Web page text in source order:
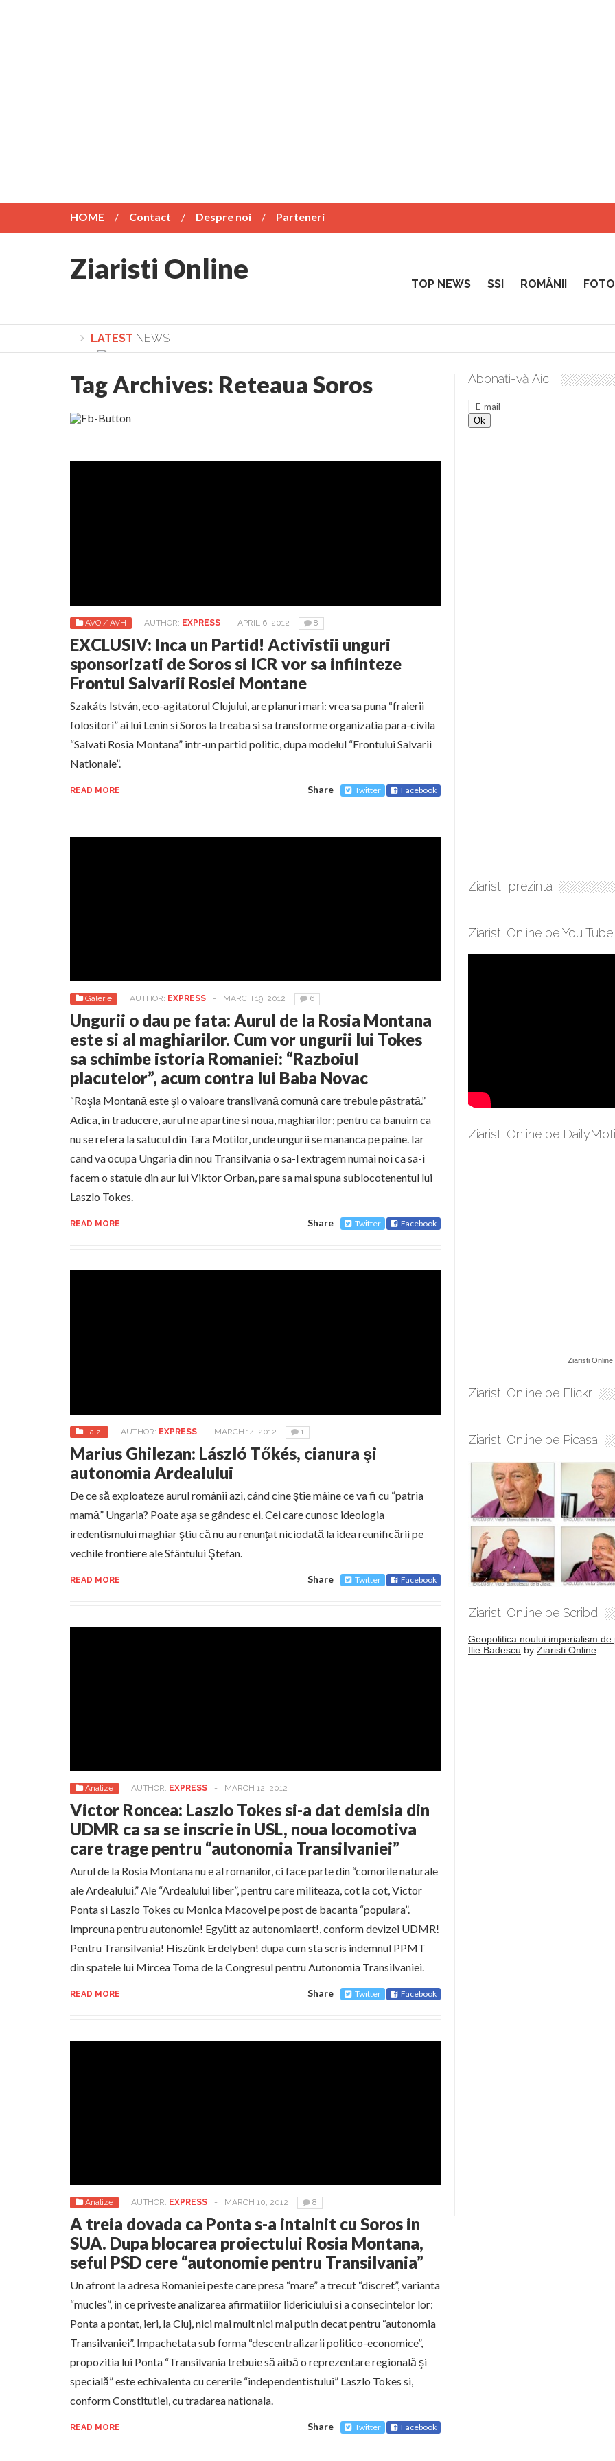
HOME Contact Despre noi Parteneri
Ziaristi Online TOP NEWS SSI ROMÂNII
LATEST NEWS
Lepădarea de sine și urmarea lui Hristos. Calea spre desăvârșire. Gând de duminică de Elena Solunca Moise
Academia Română: 5G poate cauza CANCER. Guvernul, dat în judecată pentru HG 5G. Antenele de telefonie
Tag Archives: Reteaua Soros
AVO / AVH AUTHOR: EXPRESS - APRIL 6, 2012 8
EXCLUSIV: Inca un Partid! Activistii unguri
sponsorizati de Soros si ICR vor sa infiinteze
Frontul Salvarii Rosiei Montane
Szakáts István, eco-agitatorul Clujului, are planuri mari: vrea sa puna “fraierii
folositori” ai lui Lenin si Soros la treaba si sa transforme organizatia para-civila
“Salvati Rosia Montana” intr-un partid politic, dupa modelul “Frontului Salvarii
Nationale”.
READ MORE Share Twitter Facebook
Galerie AUTHOR: EXPRESS - MARCH 19, 2012 6
Ungurii o dau pe fata: Aurul de la Rosia Montana
este si al maghiarilor. Cum vor ungurii lui Tokes
sa schimbe istoria Romaniei: “Razboiul
placutelor”, acum contra lui Baba Novac
“Roşia Montană este şi o valoare transilvană comună care trebuie păstrată.”
Adica, in traducere, aurul ne apartine si noua, maghiarilor; pentru ca banuim ca
nu se refera la satucul din Tara Motilor, unde ungurii se mananca pe paine. Iar
cand va ocupa Ungaria din nou Transilvania o sa-l extragem numai noi ca sa-i
facem o statuie din aur lui Viktor Orban, pare sa mai spuna sublocotenentul lui
Laszlo Tokes.
READ MORE Share Twitter Facebook
La zi AUTHOR: EXPRESS - MARCH 14, 2012 1
Marius Ghilezan: László Tőkés, cianura şi
autonomia Ardealului
De ce să exploateze aurul românii azi, când cine ştie mâine ce va fi cu “patria
mamă” Ungaria? Poate aşa se gândesc ei. Cei care cunosc ideologia
iredentismului maghiar ştiu că nu au renunţat niciodată la idea reunificării pe
vechile frontiere ale Sfântului Ştefan.
READ MORE Share Twitter Facebook
Analize AUTHOR: EXPRESS - MARCH 12, 2012
Victor Roncea: Laszlo Tokes si-a dat demisia din
UDMR ca sa se inscrie in USL, noua locomotiva
care trage pentru “autonomia Transilvaniei”
Aurul de la Rosia Montana nu e al romanilor, ci face parte din “comorile naturale
ale Ardealului.” Ale “Ardealului liber”, pentru care militeaza, cot la cot, Victor
Ponta si Laszlo Tokes cu Monica Macovei pe post de bacanta “populara”.
Impreuna pentru autonomie! Együtt az autonomiaert!, conform devizei UDMR!
Pentru Transilvania! Hiszünk Erdelyben! dupa cum sta scris indemnul PPMT
din spatele lui Mircea Toma de la Congresul pentru Autonomia Transilvaniei.
READ MORE Share Twitter Facebook
Analize AUTHOR: EXPRESS - MARCH 10, 2012 8
A treia dovada ca Ponta s-a intalnit cu Soros in
SUA. Dupa blocarea proiectului Rosia Montana,
seful PSD cere “autonomie pentru Transilvania”
Un afront la adresa Romaniei peste care presa “mare” a trecut “discret”, varianta
“mucles”, in ce priveste analizarea afirmatiilor lidericiului si a consecintelor lor:
Ponta a pontat, ieri, la Cluj, nici mai mult nici mai putin decat pentru “autonomia
Transilvaniei”. Impachetata sub forma “descentralizarii politico-economice”,
propozitia lui Ponta “Transilvania trebuie să aibă o reprezentare regională şi
specială” este echivalenta cu cererile “independentistului” Laszlo Tokes si,
conform Constitutiei, cu tradarea nationala.
READ MORE Share Twitter Facebook
Abonați-vă Aici!
Ziaristii prezinta
Ziaristi Online pe You Tube
Ziaristi Online pe
Ziaristi Online
Ziaristi Online pe Flickr
Ziaristi Online pe Picasa
Ziaristi Online pe Scribd
Geopolitica noului imperialism de
Ilie Badescu by Ziaristi Online